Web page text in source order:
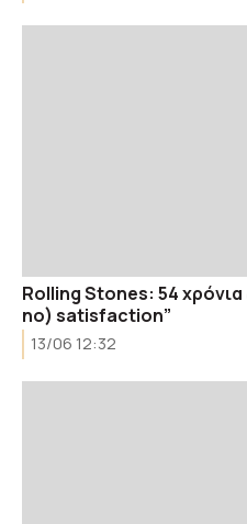
Rolling Stones: 54
no) satisfaction”
13/06 12:32